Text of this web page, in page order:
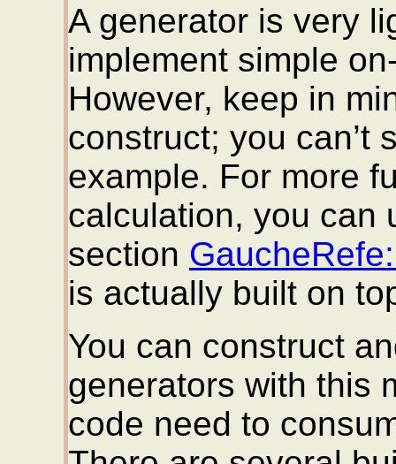
A generator is very
implement simple
However, keep in
construct; you can’t
example. For more
calculation, you can
section
is actually built on
You can construct
generators with this
code need to